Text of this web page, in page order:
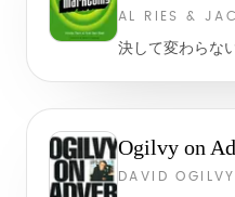
AL RIES &
決して変わらな
Ogilvy on
DAVID OGILVY